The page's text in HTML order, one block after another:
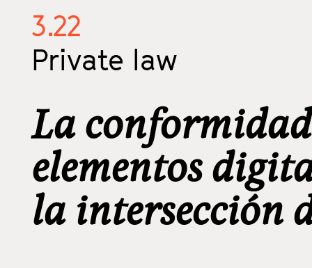
3.22
Private law
La conformidad
elementos
la intersección